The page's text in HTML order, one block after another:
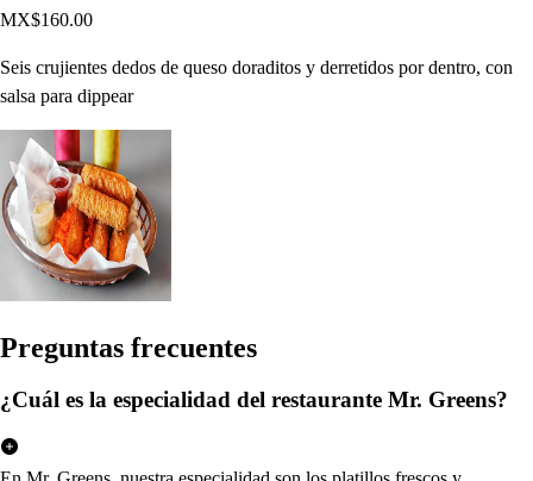
MX$160.00
Seis crujientes dedos de queso doraditos y derretidos por dentro, con
salsa para dippear
Preguntas frecuentes
¿Cuál es la especialidad del restaurante Mr. Greens?